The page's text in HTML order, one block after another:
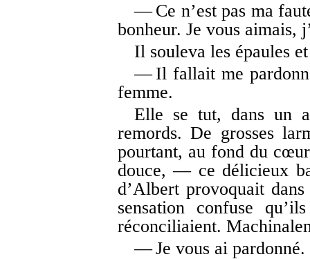
— Ce n’est pas ma
bonheur. Je vous aimais,
Il souleva les épaules
— Il fallait me
femme.
Elle se tut, dans un
remords. De grosses
pourtant, au fond du
douce, — ce délicieux
d’Albert provoquait
sensation confuse
réconciliaient.
— Je vous ai pardonné.